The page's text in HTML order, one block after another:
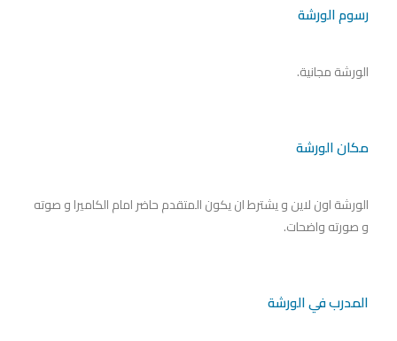
رسوم الورشة
الورشة مجانية.
مكان الورشة
الورشة اون لاين و يشترط ان يكون المتقدم حاضر امام الكاميرا و صوته
و صورته واضحات.
المدرب في الورشة